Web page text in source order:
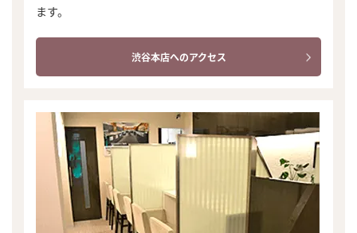
ます。
渋谷本店へのアクセス